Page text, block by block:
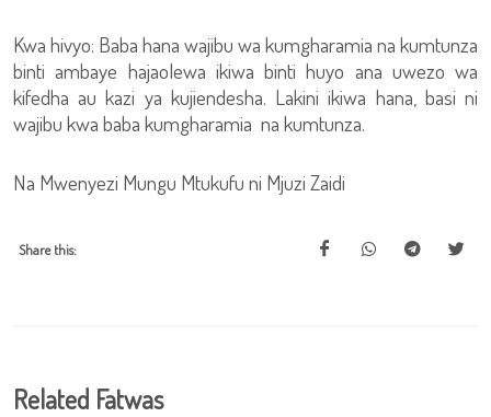
Kwa hivyo: Baba hana wajibu wa kumgharamia na kumtunza
binti ambaye hajaolewa ikiwa binti huyo ana uwezo wa
kifedha au kazi ya kujiendesha. Lakini ikiwa hana, basi ni
wajibu kwa baba kumgharamia na kumtunza.
Na Mwenyezi Mungu Mtukufu ni Mjuzi Zaidi
Share this:
Related Fatwas